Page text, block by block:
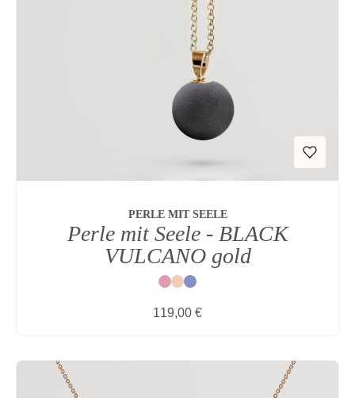
PERLE MIT SEELE
Perle mit Seele - BLACK
VULCANO gold
RotNatur
Blau
Regulärer Preis:
119,00 €